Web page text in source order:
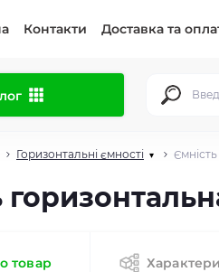
Контакти Доставка та
Горизонтальні ємності ▾
товар